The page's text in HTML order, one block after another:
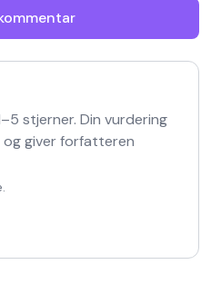
stjerner. Din vurdering
giver forfatteren